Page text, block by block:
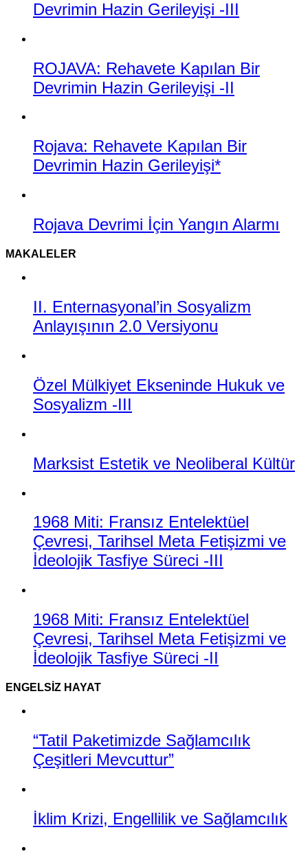
Devrimin Hazin Gerileyişi -III
ROJAVA: Rehavete Kapılan Bir
Devrimin Hazin Gerileyişi -II
Rojava: Rehavete Kapılan Bir
Devrimin Hazin Gerileyişi*
Rojava Devrimi İçin Yangın Alarmı
MAKALELER
II. Enternasyonal’in Sosyalizm
Anlayışının 2.0 Versiyonu
Özel Mülkiyet Ekseninde Hukuk ve
Sosyalizm -III
Marksist Estetik ve Neoliberal Kültür
1968 Miti: Fransız Entelektüel
Çevresi, Tarihsel Meta Fetişizmi ve
İdeolojik Tasfiye Süreci -III
1968 Miti: Fransız Entelektüel
Çevresi, Tarihsel Meta Fetişizmi ve
İdeolojik Tasfiye Süreci -II
ENGELSIZ HAYAT
“Tatil Paketimizde Sağlamcılık
Çeşitleri Mevcuttur”
İklim Krizi, Engellilik ve Sağlamcılık